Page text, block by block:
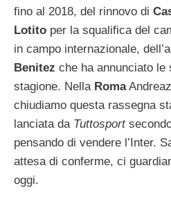
fino al 2018, del rinnovo di
Lotito per la squalifica del
in campo internazionale,
Benitez che ha annunciato
stagione. Nella Roma
chiudiamo questa rassegna
lanciata da Tuttosport
pensando di vendere l’Inter.
attesa di conferme, ci
oggi.